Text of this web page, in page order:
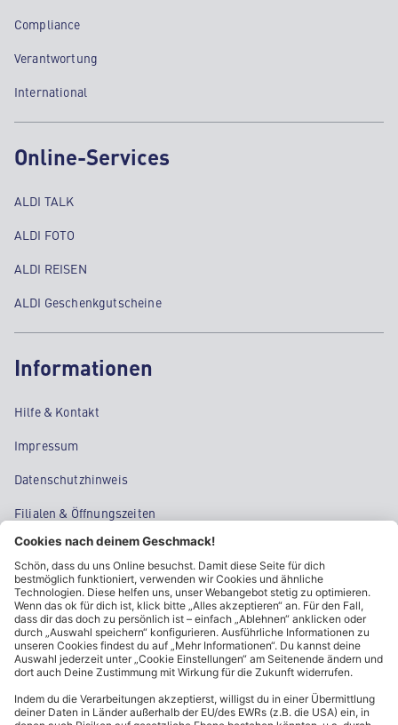
Compliance
Verantwortung
International
Online-Services
ALDI TALK
ALDI FOTO
ALDI REISEN
ALDI Geschenkgutscheine
Informationen
Hilfe & Kontakt
Impressum
Datenschutzhinweis
Filialen & Öffnungszeiten
Kontakt
Cookie-Einstellungen
Kundeninformationen
ALDI Nord folgen